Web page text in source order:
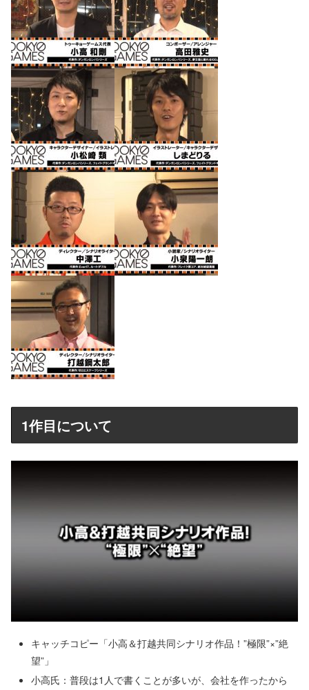
1作目について
キャッチコピー「小高＆打越共同シナリオ作品！”極限”×”絶
望”」
小高氏：普段は1人で書くことが多いが、会社を作ったから